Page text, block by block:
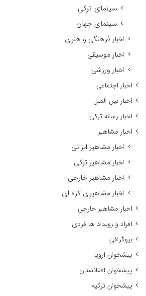
سینمای ترکی
سینمای جهان
اخبار فرهنگی و هنری
اخبار موسیقی
اخبار ورزشی
اخبار اجتماعی
اخبار بین الملل
اخبار رسانه ترکی
اخبار مشاهیر
اخبار مشاهیر ایرانی
اخبار مشاهیر ترکی
اخبار مشاهیر خارجی
اخبار مشاهیری کره ای
اخبار مشاهیر خارجی
افراد و رویداد ها فردی
بیوگرافی
پیشخوان اروپا
پیشخوان افغانستان
پیشخوان ترکیه